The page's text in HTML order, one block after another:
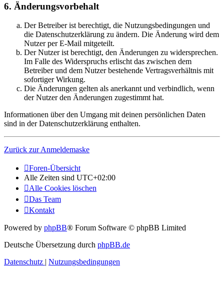
6. Änderungsvorbehalt
Der Betreiber ist berechtigt, die Nutzungsbedingungen und
die Datenschutzerklärung zu ändern. Die Änderung wird dem
Nutzer per E-Mail mitgeteilt.
Der Nutzer ist berechtigt, den Änderungen zu widersprechen.
Im Falle des Widerspruchs erlischt das zwischen dem
Betreiber und dem Nutzer bestehende Vertragsverhältnis mit
sofortiger Wirkung.
Die Änderungen gelten als anerkannt und verbindlich, wenn
der Nutzer den Änderungen zugestimmt hat.
Informationen über den Umgang mit deinen persönlichen Daten
sind in der Datenschutzerklärung enthalten.
Zurück zur Anmeldemaske
Foren-Übersicht
Alle Zeiten sind UTC+02:00
Alle Cookies löschen
Das Team
Kontakt
Powered by phpBB® Forum Software © phpBB Limited
Deutsche Übersetzung durch phpBB.de
Datenschutz | Nutzungsbedingungen